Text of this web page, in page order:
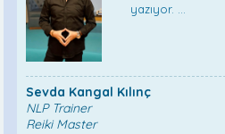
yazıyor. ...
Sevda Kangal Kılınç
NLP Trainer
Reiki Master